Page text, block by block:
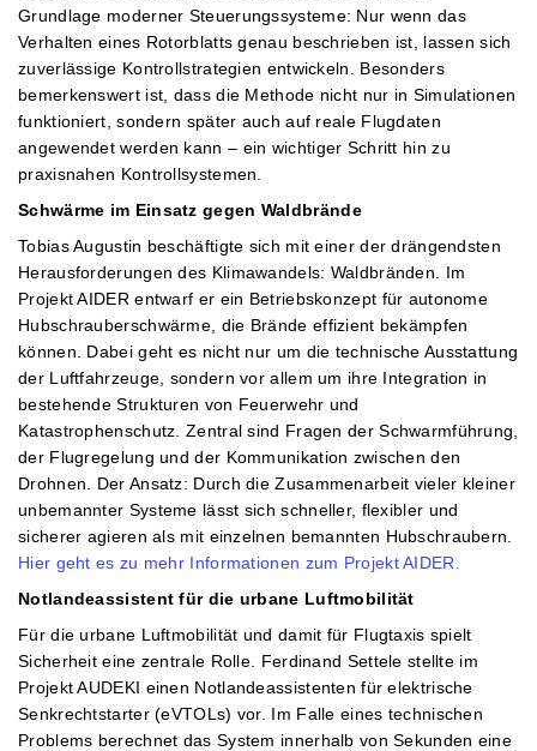
Grundlage moderner Steuerungssysteme: Nur wenn das
Verhalten eines Rotorblatts genau beschrieben ist, lassen sich
zuverlässige Kontrollstrategien entwickeln. Besonders
bemerkenswert ist, dass die Methode nicht nur in Simulationen
funktioniert, sondern später auch auf reale Flugdaten
angewendet werden kann – ein wichtiger Schritt hin zu
praxisnahen Kontrollsystemen.
Schwärme im Einsatz gegen Waldbrände
Tobias Augustin beschäftigte sich mit einer der drängendsten
Herausforderungen des Klimawandels: Waldbränden. Im
Projekt AIDER entwarf er ein Betriebskonzept für autonome
Hubschrauberschwärme, die Brände effizient bekämpfen
können. Dabei geht es nicht nur um die technische Ausstattung
der Luftfahrzeuge, sondern vor allem um ihre Integration in
bestehende Strukturen von Feuerwehr und
Katastrophenschutz. Zentral sind Fragen der Schwarmführung,
der Flugregelung und der Kommunikation zwischen den
Drohnen. Der Ansatz: Durch die Zusammenarbeit vieler kleiner
unbemannter Systeme lässt sich schneller, flexibler und
sicherer agieren als mit einzelnen bemannten Hubschraubern.
Hier geht es zu mehr Informationen zum Projekt AIDER.
Notlandeassistent für die urbane Luftmobilität
Für die urbane Luftmobilität und damit für Flugtaxis spielt
Sicherheit eine zentrale Rolle. Ferdinand Settele stellte im
Projekt AUDEKI einen Notlandeassistenten für elektrische
Senkrechtstarter (eVTOLs) vor. Im Falle eines technischen
Problems berechnet das System innerhalb von Sekunden eine